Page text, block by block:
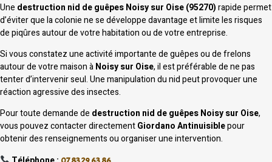
Une destruction nid de guêpes Noisy sur Oise (95270)rapide permet
d’éviter que la colonie ne se développe davantage et limite les risques
de piqûres autour de votre habitation ou de votre entreprise.
Si vous constatez une activité importante de guêpes ou de frelons
autour de votre maison àNoisy sur Oise, il est préférable de ne pas
tenter d’intervenir seul. Une manipulation du nid peut provoquer une
réaction agressive des insectes.
Pour toute demande de destruction nid de guêpes Noisy sur Oise,
vous pouvez contacter directementGiordano Antinuisiblepour
obtenir des renseignements ou organiser une intervention.